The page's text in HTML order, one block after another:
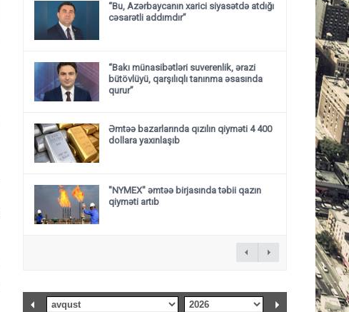
“Bu, Azərbaycanın xarici siyasətdə atdığı
cəsarətli addımdır”
“Bakı münasibətləri suverenlik, ərazi
bütövlüyü, qarşılıqlı tanınma əsasında
qurur”
Əmtəə bazarlarında qızılın qiyməti 4 400
dollara yaxınlaşıb
"NYMEX" əmtəə birjasında təbii qazın
qiyməti artıb